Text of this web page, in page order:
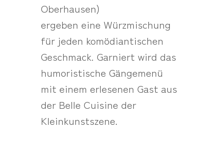
Oberhausen)
ergeben eine Würzmischung
für jeden komödiantischen
Geschmack. Garniert wird das
humoristische Gängemenü
mit einem erlesenen Gast aus
der Belle Cuisine der
Kleinkunstszene.